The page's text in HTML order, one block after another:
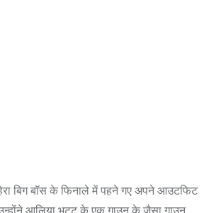
बिग बॉस के फिनाले में पहने गए अपने आउटफिट
आलिया भट्ट के एक गाउन के जैसा गाउन